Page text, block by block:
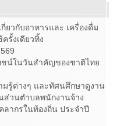
ยวกับอาหารและ เครื่องดื่ม
รั้งเดียวทิ้ง
น์ในวันสำคัญของชาติไทย
มรู้ต่างๆ และทัศนศึกษาดูงาน
ส่วนตำบลพนักงานจ้าง
ากรในท้องถิ่น ประจำปี